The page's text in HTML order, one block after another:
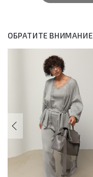
ОБРАТИТЕ ВНИМАНИЕ